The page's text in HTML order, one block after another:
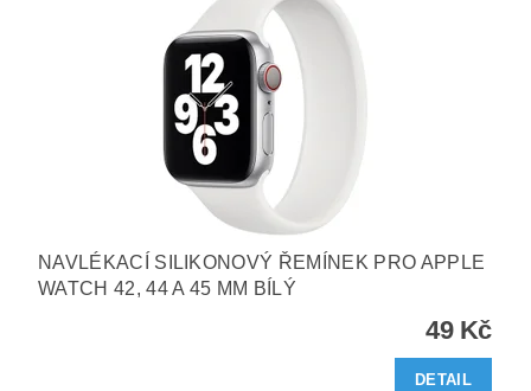
NAVLÉKACÍ SILIKONOVÝ ŘEMÍNEK PRO APPLE
WATCH 42, 44 A 45 MM BÍLÝ
49 Kč
DETAIL